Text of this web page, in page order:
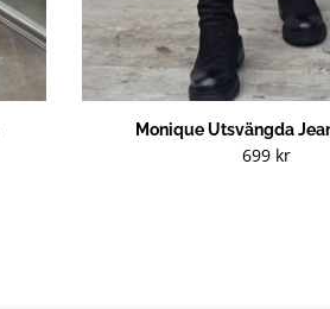
Monique Utsvängda
699 kr